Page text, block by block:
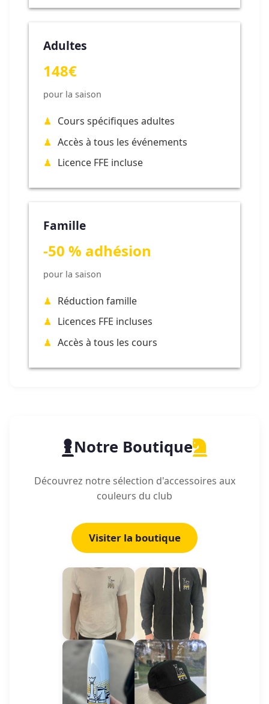
Adultes
148€
pour la saison
Cours spécifiques adultes
Accès à tous les événements
Licence FFE incluse
Famille
-50 % adhésion
pour la saison
Réduction famille
Licences FFE incluses
Accès à tous les cours
Notre Boutique
Découvrez notre sélection d'accessoires aux
couleurs du club
Visiter la boutique